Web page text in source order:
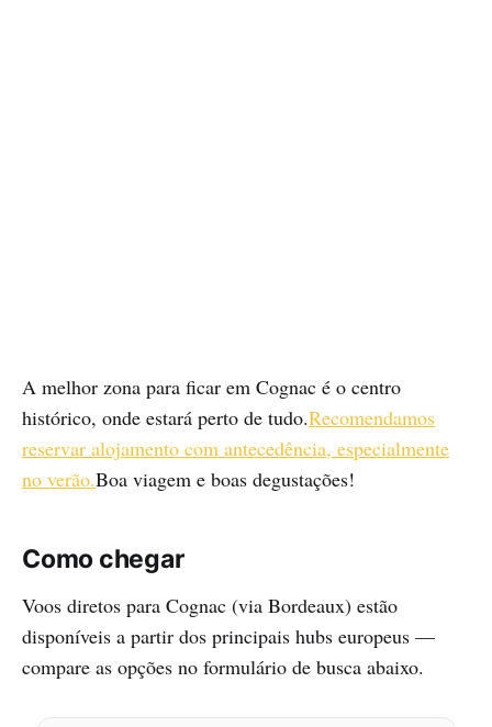
A melhor zona para ficar em Cognac é o centro
histórico, onde estará perto de tudo.Recomendamos
reservar alojamento com antecedência, especialmente
no verão.Boa viagem e boas degustações!
Como chegar
Voos diretos para Cognac (via Bordeaux) estão
disponíveis a partir dos principais hubs europeus —
compare as opções no formulário de busca abaixo.